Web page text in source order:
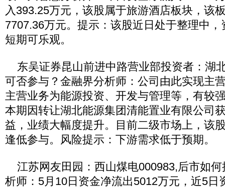
入393.25万元，该股属于旅游酒店板块，该
7707.36万元。提示：该股近日处于整理中
短期可乐观。
东吴证券昆山前进中路营业部投资者：湖
可否参与？金融界分析师：公司由此实现主
主营业务为能源投资、开发与管理等，有较
本期因转让湖北能源集团清能置业有限公司
益，业绩大幅度提升。目前二级市场上，该
逢低参与。风险提示：下游需求低于预期。
江苏网友田园：西山煤电000983,后市如何
析师：5月10日资金净流出5012万元，近5日